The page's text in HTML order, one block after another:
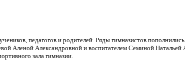
педагогов и родителей. Ряды гимназистов
Аленой Александровной и воспитателем Семиной
зала гимназии.